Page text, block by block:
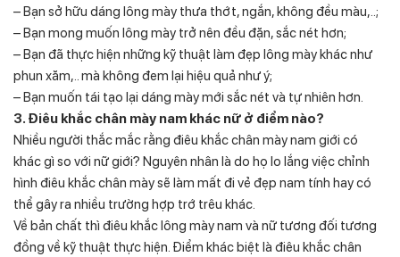
– Bạn sở hữu dáng lông mày thưa thớt, ngắn, không đều màu,..;
– Bạn mong muốn lông mày trở nên đều đặn, sắc nét hơn;
– Bạn đã thực hiện những kỹ thuật làm đẹp lông mày khác như
phun xăm,.. mà không đem lại hiệu quả như ý;
– Bạn muốn tái tạo lại dáng mày mới sắc nét và tự nhiên hơn.
3. Điêu khắc chân mày nam khác nữ ở điểm nào?
Nhiều người thắc mắc rằng điêu khắc chân mày nam giới có
khác gì so với nữ giới? Nguyên nhân là do họ lo lắng việc chỉnh
hình điêu khắc chân mày sẽ làm mất đi vẻ đẹp nam tính hay có
thể gây ra nhiều trường hợp trớ trêu khác.
Về bản chất thì điêu khắc lông mày nam và nữ tương đối tương
đồng về kỹ thuật thực hiện. Điểm khác biệt là điêu khắc chân